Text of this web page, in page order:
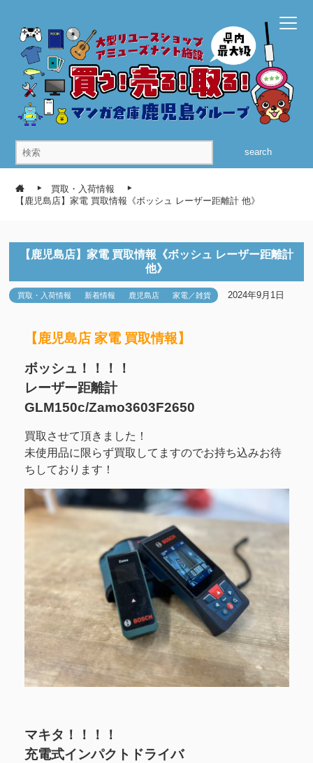
search
買取・入荷情報
【鹿児島店】家電 買取情報《ボッシュ レーザー距離計 他》
【鹿児島店】家電 買取情報《ボッシュ レーザー距離計
他》
買取・入荷情報 新着情報 鹿児島店 家電／雑貨 2024年9月1日
【鹿児島店 家電 買取情報】
ボッシュ！！！！
レーザー距離計
GLM150c/Zamo3603F2650
買取させて頂きました！
未使用品に限らず買取してますのでお持ち込みお待
ちしております！
マキタ！！！！
充電式インパクトドライバ